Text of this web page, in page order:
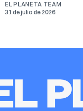
EL PLANETA TEAM
31 de julio de 2026